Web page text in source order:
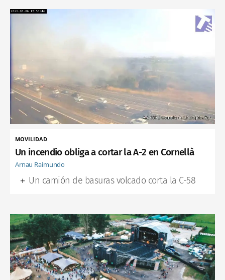
MOVILIDAD
Un incendio obliga a cortar la A-2 en Cornellà
Arnau Raimundo
Un camión de basuras volcado corta la C-58